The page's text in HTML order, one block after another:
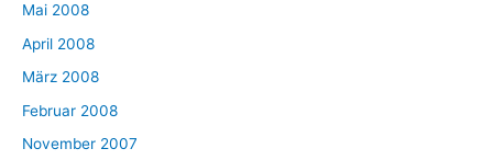
Mai 2008
April 2008
März 2008
Februar 2008
November 2007